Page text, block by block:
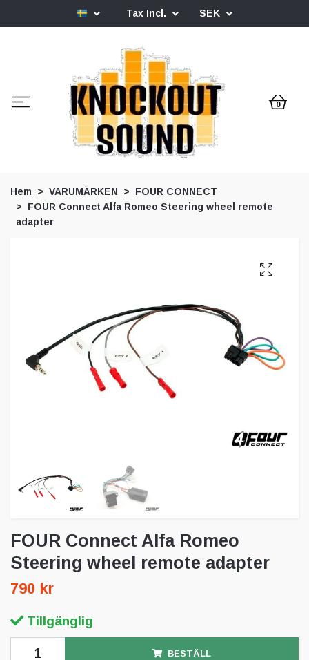
Tax Incl. SEK
0
Hem VARUMÄRKEN
FOUR CONNECT
FOUR Connect Alfa Romeo Steering wheel remote
adapter
FOUR Connect Alfa Romeo
Steering wheel remote adapter
790 kr
Tillgänglig
BESTÄLL